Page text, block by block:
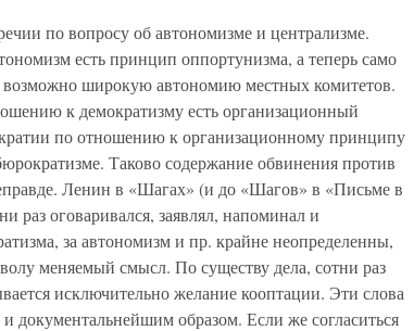
по вопросу об автономизме и централизме.
есть принцип оппортунизма, а теперь само
широкую автономию местных комитетов.
к демократизму есть организационный
по отношению к организационному принципу
Таково содержание обвинения против
Ленин в «Шагах» (и до «Шагов» в «Письме в
раз оговаривался, заявлял, напоминал и
за автономизм и пр. крайне неопределенны,
меняемый смысл. По существу дела, сотни раз
исключительно желание кооптации. Эти слова
документальнейшим образом. Если же согласиться